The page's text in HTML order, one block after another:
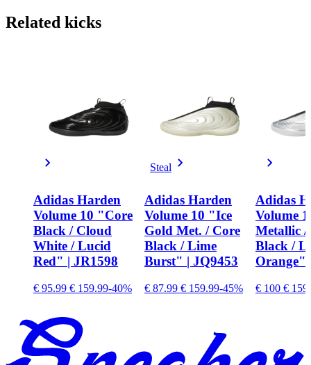
Related kicks
Adidas Harden
Volume 10 "Core
Black / Cloud
White / Lucid
Red" | JR1598
€ 95.99 € 159.99-40%
Steal
Adidas Harden
Volume 10 "Ice
Gold Met. / Core
Black / Lime
Burst" | JQ9453
€ 87.99 € 159.99-45%
Adidas
Volume
Metallic /
Black /
Orange"
€ 100 €